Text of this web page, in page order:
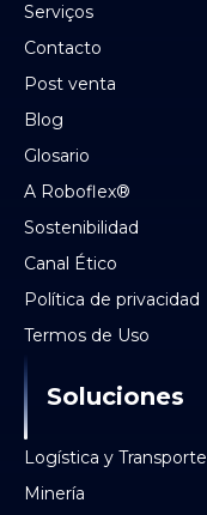
Serviços
Contacto
Post venta
Blog
Glosario
A Roboflex®
Sostenibilidad
Canal Ético
Política de privacidad
Termos de Uso
Soluciones
Logística y Transporte
Minería